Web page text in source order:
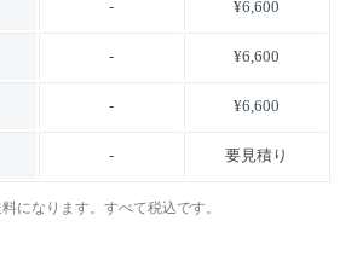
- ¥6,600
- ¥6,600
- ¥6,600
- 要見積り
になります。すべて税込です。